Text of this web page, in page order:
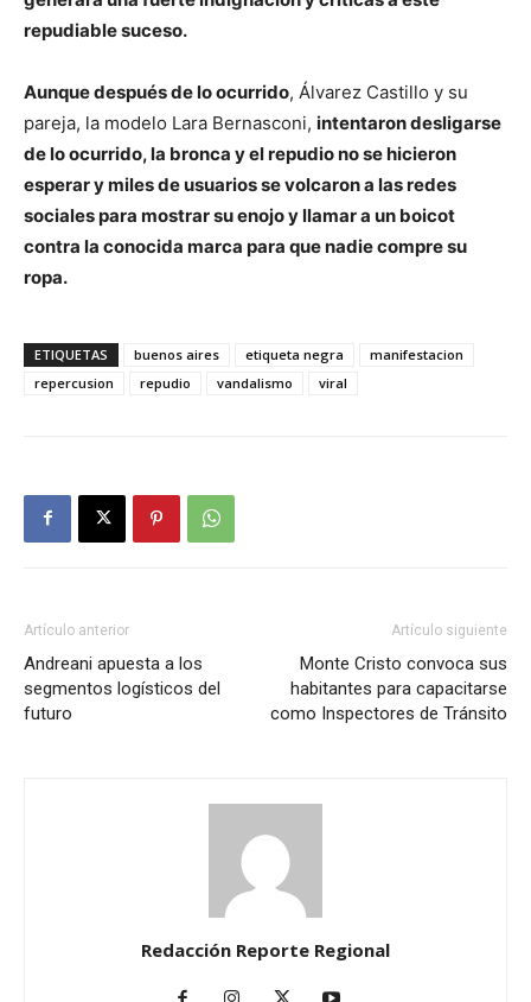
repudiable suceso.
Aunque después de lo ocurrido, Álvarez Castillo y su
pareja, la modelo Lara Bernasconi, intentaron desligarse
de lo ocurrido, la bronca y el repudio no se hicieron
esperar y miles de usuarios se volcaron a las redes
sociales para mostrar su enojo y llamar a un boicot
contra la conocida marca para que nadie compre su
ropa.
ETIQUETAS buenos aires etiqueta negra
manifestacion
repercusion
repudio vandalismo viral
Artículo anterior
Andreani apuesta a los
segmentos logísticos del
futuro
Artículo siguiente
Monte Cristo convoca sus
habitantes para capacitarse
como Inspectores de Tránsito
Redacción Reporte Regional